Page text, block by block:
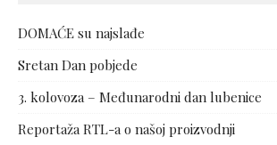
DOMAĆE su najslađe
Sretan Dan pobjede
3. kolovoza – Međunarodni dan lubenice
Reportaža RTL-a o našoj proizvodnji